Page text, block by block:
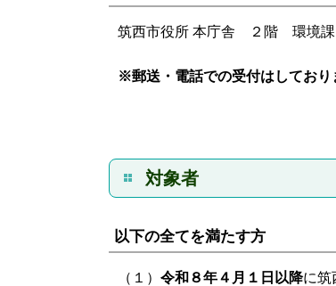
筑西市役所 本庁舎 ２階 環境課
※郵送・電話での受付はしており
対象者
以下の全てを満たす方
（１） 令和８年４月１日以降に筑